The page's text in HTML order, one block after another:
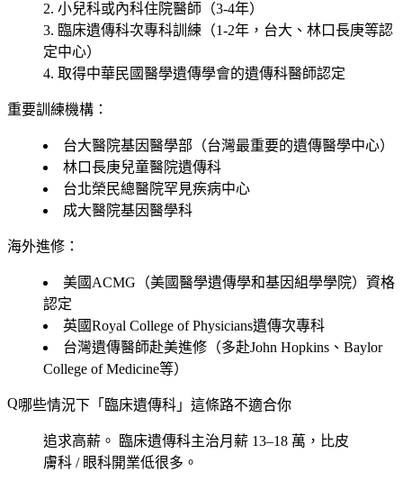
小兒科或內科住院醫師（3-4年）
臨床遺傳科次專科訓練（1-2年，台大、林口長庚等認
定中心）
取得中華民國醫學遺傳學會的遺傳科醫師認定
重要訓練機構：
台大醫院基因醫學部（台灣最重要的遺傳醫學中心）
林口長庚兒童醫院遺傳科
台北榮民總醫院罕見疾病中心
成大醫院基因醫學科
海外進修：
美國ACMG（美國醫學遺傳學和基因組學學院）資格
認定
英國Royal College of Physicians遺傳次專科
台灣遺傳醫師赴美進修（多赴John Hopkins、Baylor
College of Medicine等）
哪些情況下「臨床遺傳科」這條路不適合你
追求高薪。
臨床遺傳科主治月薪 13–18 萬，比皮
膚科 / 眼科開業低很多。